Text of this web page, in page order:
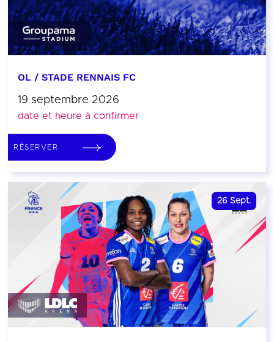
OL / STADE RENNAIS FC
19 septembre 2026
date et heure à confirmer
RÉSERVER
26 Sept.